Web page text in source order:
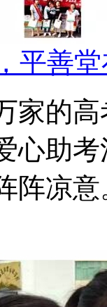
平善
家的
心助
阵凉意